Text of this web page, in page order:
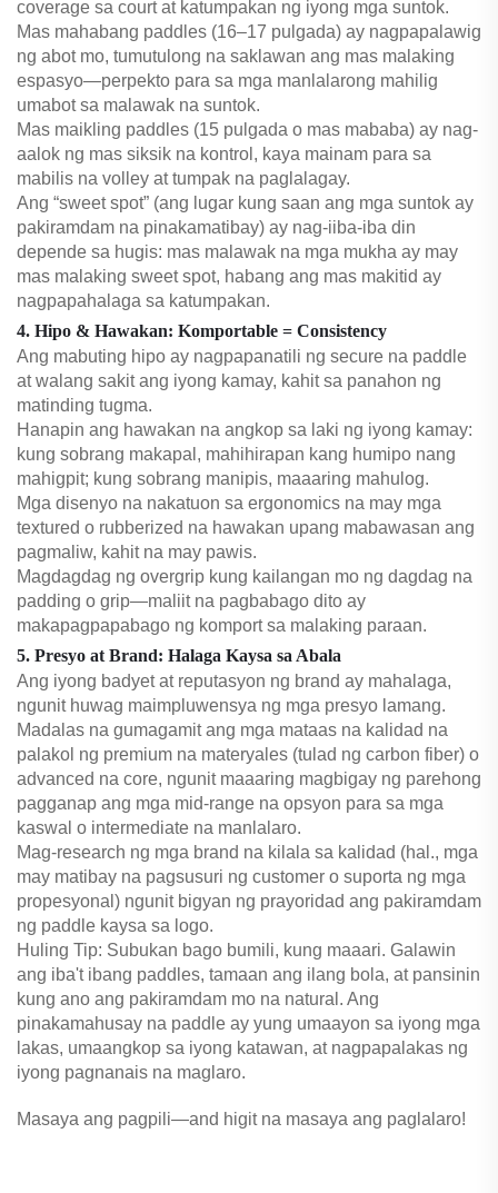
coverage sa court at katumpakan ng iyong mga suntok.
Mas mahabang paddles (16–17 pulgada) ay nagpapalawig
ng abot mo, tumutulong na saklawan ang mas malaking
espasyo—perpekto para sa mga manlalarong mahilig
umabot sa malawak na suntok.
Mas maikling paddles (15 pulgada o mas mababa) ay nag-
aalok ng mas siksik na kontrol, kaya mainam para sa
mabilis na volley at tumpak na paglalagay.
Ang “sweet spot” (ang lugar kung saan ang mga suntok ay
pakiramdam na pinakamatibay) ay nag-iiba-iba din
depende sa hugis: mas malawak na mga mukha ay may
mas malaking sweet spot, habang ang mas makitid ay
nagpapahalaga sa katumpakan.
4. Hipo & Hawakan: Komportable = Consistency
Ang mabuting hipo ay nagpapanatili ng secure na paddle
at walang sakit ang iyong kamay, kahit sa panahon ng
matinding tugma.
Hanapin ang hawakan na angkop sa laki ng iyong kamay:
kung sobrang makapal, mahihirapan kang humipo nang
mahigpit; kung sobrang manipis, maaaring mahulog.
Mga disenyo na nakatuon sa ergonomics na may mga
textured o rubberized na hawakan upang mabawasan ang
pagmaliw, kahit na may pawis.
Magdagdag ng overgrip kung kailangan mo ng dagdag na
padding o grip—maliit na pagbabago dito ay
makapagpapabago ng komport sa malaking paraan.
5. Presyo at Brand: Halaga Kaysa sa Abala
Ang iyong badyet at reputasyon ng brand ay mahalaga,
ngunit huwag maimpluwensya ng mga presyo lamang.
Madalas na gumagamit ang mga mataas na kalidad na
palakol ng premium na materyales (tulad ng carbon fiber) o
advanced na core, ngunit maaaring magbigay ng parehong
pagganap ang mga mid-range na opsyon para sa mga
kaswal o intermediate na manlalaro.
Mag-research ng mga brand na kilala sa kalidad (hal., mga
may matibay na pagsusuri ng customer o suporta ng mga
propesyonal) ngunit bigyan ng prayoridad ang pakiramdam
ng paddle kaysa sa logo.
Huling Tip: Subukan bago bumili, kung maaari. Galawin
ang iba't ibang paddles, tamaan ang ilang bola, at pansinin
kung ano ang pakiramdam mo na natural. Ang
pinakamahusay na paddle ay yung umaayon sa iyong mga
lakas, umaangkop sa iyong katawan, at nagpapalakas ng
iyong pagnanais na maglaro.
Masaya ang pagpili—and higit na masaya ang paglalaro!